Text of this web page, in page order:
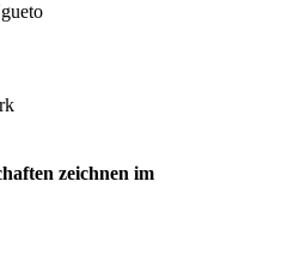
zeichnen im